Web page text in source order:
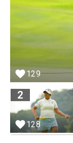
129
2
128